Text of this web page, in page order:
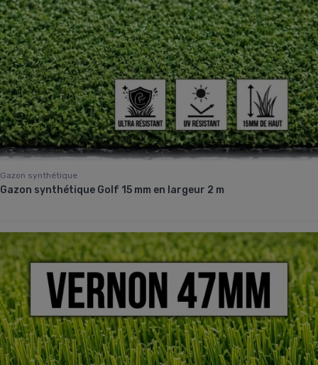
Gazon synthétique
Gazon synthétique Golf 15 mm en largeur 2 m